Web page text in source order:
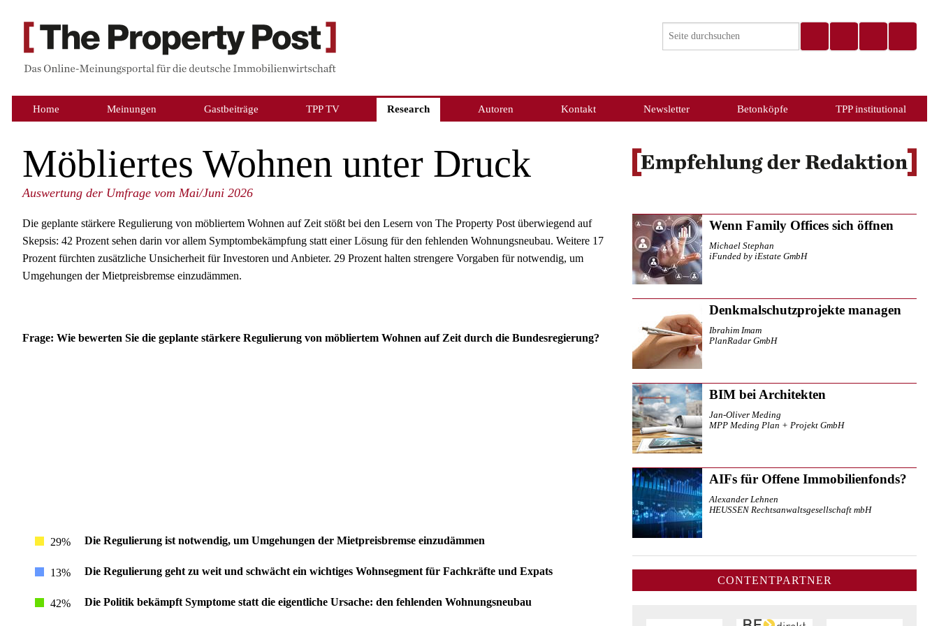
Home Meinungen Gastbeiträge TPP TV Research Autoren Kontakt Newsletter Betonköpfe TPP institutional
Möbliertes Wohnen unter Druck
Auswertung der Umfrage vom Mai/Juni 2026
Die geplante stärkere Regulierung von möbliertem Wohnen auf Zeit stößt bei den Lesern von The Property Post überwiegend auf
Skepsis: 42 Prozent sehen darin vor allem Symptombekämpfung statt einer Lösung für den fehlenden Wohnungsneubau. Weitere 17
Prozent fürchten zusätzliche Unsicherheit für Investoren und Anbieter. 29 Prozent halten strengere Vorgaben für notwendig, um
Umgehungen der Mietpreisbremse einzudämmen.
Frage: Wie bewerten Sie die geplante stärkere Regulierung von möbliertem Wohnen auf Zeit durch die Bundesregierung?
29% Die Regulierung ist notwendig, um Umgehungen der Mietpreisbremse einzudämmen
13% Die Regulierung geht zu weit und schwächt ein wichtiges Wohnsegment für Fachkräfte und Expats
42% Die Politik bekämpft Symptome statt die eigentliche Ursache: den fehlenden Wohnungsneubau
Wenn Family Offices sich öffnen
Michael Stephan
iFunded by iEstate GmbH
Denkmalschutzprojekte managen
Ibrahim Imam
PlanRadar GmbH
BIM bei Architekten
Jan-Oliver Meding
MPP Meding Plan + Projekt GmbH
AIFs für Offene Immobilienfonds?
Alexander Lehnen
HEUSSEN Rechtsanwaltsgesellschaft mbH
CONTENTPARTNER